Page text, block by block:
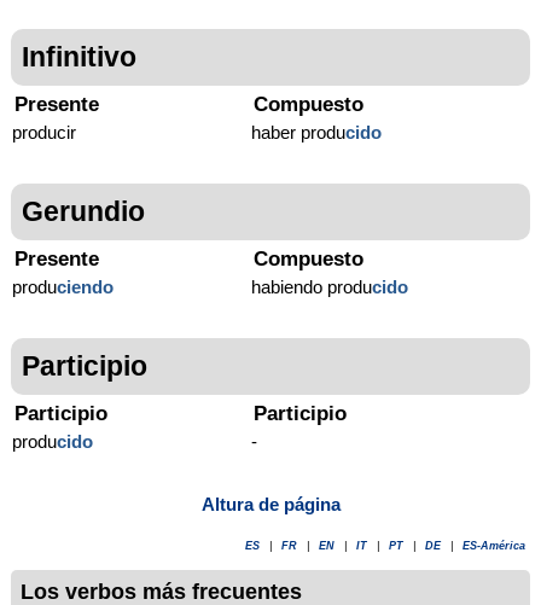
Infinitivo
Presente
producir
Compuesto
haber producido
Gerundio
Presente
produciendo
Compuesto
habiendo producido
Participio
Participio
producido
Participio
-
Altura de página
ES FR EN IT PT DE ES-América
Los verbos más frecuentes